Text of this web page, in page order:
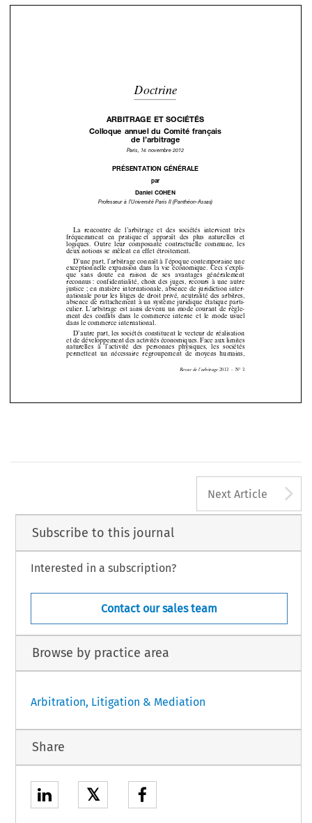
      

 


   
 
   
 



     
       


       
    
     
      


     


       
       

       
       


       
        


         
  

      
        
      


     
Colloque annuel du Comité français
de l’arbitrage
Paris, 16 novembre 2012
PRÉSENTATION GÉNÉRALE
par
Daniel COHEN
Professeur à l’Université Paris II (Panthéon-Assas)
La rencontre de l’arbitrage et des sociétés intervient très
fréquemment en pratique et apparaît des plus naturelles
logiques. Outre leur composante contractuelle commune, les
deux notions se mêlent en effet étroitement.
D’une part, l’arbitrage connaît à l’époque contemporaine une
exceptionnelle expansion dans la vie économique. Ceci s’expli-
que
sans doute en raison de ses avantages
généralement
reconnus : confidentialité, choix des juges, recours à une autre
justice ; en matière internationale, absence de juridiction inter-
nationale pour les litiges de droit privé, neutralité des arbitres,
absence de rattachement à un système juridique étatique parti-
culier. L’arbitrage est ainsi devenu un mode courant de règle-
ment des conflits dans le commerce
le commerce international.
D’autre part, les sociétés constituent le vecteur de réalisation
et de développement des activités économiques. Face aux limites
naturelles
personnes physiques,
regroupement de moyens humains,
Next Article
Subscribe to this journal
Interested in a subscription?
Contact our sales team
Browse by practice area
Arbitration, Litigation & Mediation
Share
𝕏